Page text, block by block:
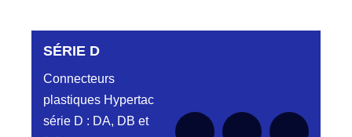
SÉRIE D
Connecteurs
plastiques Hypertac
série D : DA, DB et